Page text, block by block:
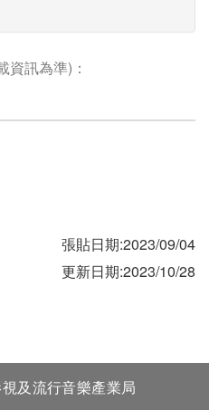
資訊為準)：
張貼日期:2023/09/04
更新日期:2023/10/28
及流行音樂產業局